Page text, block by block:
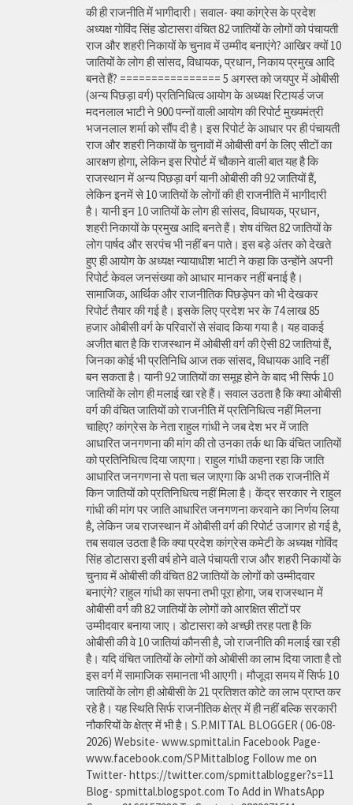
की ही राजनीति में भागीदारी। सवाल- क्या कांग्रेस के प्रदेश
अध्यक्ष गोविंद सिंह डोटासरा वंचित 82 जातियों के लोगों को पंचायती
राज और शहरी निकायों के चुनाव में उम्मीद बनाएंगे? आखिर क्यों 10
जातियों के लोग ही सांसद, विधायक, प्रधान, निकाय प्रमुख आदि
बनते हैं? ================ 5 अगस्त को जयपुर में ओबीसी
(अन्य पिछड़ा वर्ग) प्रतिनिधित्व आयोग के अध्यक्ष रिटायर्ड जज
मदनलाल भाटी ने 900 पन्नों वाली आयोग की रिपोर्ट मुख्यमंत्री
भजनलाल शर्मा को सौंप दी है। इस रिपोर्ट के आधार पर ही पंचायती
राज और शहरी निकायों के चुनावों में ओबीसी वर्ग के लिए सीटों का
आरक्षण होगा, लेकिन इस रिपोर्ट में चौकाने वाली बात यह है कि
राजस्थान में अन्य पिछड़ा वर्ग यानी ओबीसी की 92 जातियों हैं,
लेकिन इनमें से 10 जातियों के लोगों की ही राजनीति में भागीदारी
है। यानी इन 10 जातियों के लोग ही सांसद, विधायक, प्रधान,
शहरी निकायों के प्रमुख आदि बनते हैं। शेष वंचित 82 जातियों के
लोग पार्षद और सरपंच भी नहीं बन पाते। इस बड़े अंतर को देखते
हुए ही आयोग के अध्यक्ष न्यायाधीश भाटी ने कहा कि उन्होंने अपनी
रिपोर्ट केवल जनसंख्या को आधार मानकर नहीं बनाई है।
सामाजिक, आर्थिक और राजनीतिक पिछड़ेपन को भी देखकर
रिपोर्ट तैयार की गई है। इसके लिए प्रदेश भर के 74 लाख 85
हजार ओबीसी वर्ग के परिवारों से संवाद किया गया है। यह वाकई
अजीत बात है कि राजस्थान में ओबीसी वर्ग की ऐसी 82 जातियां हैं,
जिनका कोई भी प्रतिनिधि आज तक सांसद, विधायक आदि नहीं
बन सकता है। यानी 92 जातियों का समूह होने के बाद भी सिर्फ 10
जातियों के लोग ही मलाई खा रहे हैं। सवाल उठता है कि क्या ओबीसी
वर्ग की वंचित जातियों को राजनीति में प्रतिनिधित्व नहीं मिलना
चाहिए? कांग्रेस के नेता राहुल गांधी ने जब देश भर में जाति
आधारित जनगणना की मांग की तो उनका तर्क था कि वंचित जातियों
को प्रतिनिधित्व दिया जाएगा। राहुल गांधी कहना रहा कि जाति
आधारित जनगणना से पता चल जाएगा कि अभी तक राजनीति में
किन जातियों को प्रतिनिधित्व नहीं मिला है। केंद्र सरकार ने राहुल
गांधी की मांग पर जाति आधारित जनगणना करवाने का निर्णय लिया
है, लेकिन जब राजस्थान में ओबीसी वर्ग की रिपोर्ट उजागर हो गई है,
तब सवाल उठता है कि क्या प्रदेश कांग्रेस कमेटी के अध्यक्ष गोविंद
सिंह डोटासरा इसी वर्ष होने वाले पंचायती राज और शहरी निकायों के
चुनाव में ओबीसी की वंचित 82 जातियों के लोगों को उम्मीदवार
बनाएंगे? राहुल गांधी का सपना तभी पूरा होगा, जब राजस्थान में
ओबीसी वर्ग की 82 जातियों के लोगों को आरक्षित सीटों पर
उम्मीदवार बनाया जाए। डोटासरा को अच्छी तरह पता है कि
ओबीसी की वे 10 जातियां कौनसी है, जो राजनीति की मलाई खा रही
है। यदि वंचित जातियों के लोगों को ओबीसी का लाभ दिया जाता है तो
इस वर्ग में सामाजिक समानता भी आएगी। मौजूदा समय में सिर्फ 10
जातियों के लोग ही ओबीसी के 21 प्रतिशत कोटे का लाभ प्राप्त कर
रहे है। यह स्थिति सिर्फ राजनीतिक क्षेत्र में ही नहीं बल्कि सरकारी
नौकरियों के क्षेत्र में भी है। S.P.MITTAL BLOGGER ( 06-08-
2026) Website- www.spmittal.in Facebook Page-
www.facebook.com/SPMittalblog Follow me on
Twitter- https://twitter.com/spmittalblogger?s=11
Blog- spmittal.blogspot.com To Add in WhatsApp